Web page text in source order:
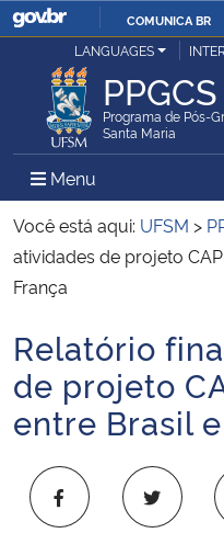
COMUNICA BR
Ministério da Justiça e Segurança
Ministério da Defesa
Ministério das Relações Exteriores
Ministério da Economia
Ministério da Infraestrutura
Ministério da Agricultura,
Ministério da Cidadania
LANGUAGES
PPGCS
Programa de Pós-
Santa Maria
Menu Menu
Você está aqui: UFSM >
atividades de projeto
França
Início do conteúdo
Relatório
de projeto
entre Brasil